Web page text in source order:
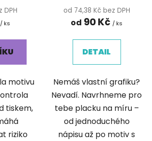
DPH
/ ks
motivu
tiskem,
riziko
od 74,38 Kč bez DPH
od 90 Kč / ks
DETAIL
Nemáš vlastní grafiku?
Nevadí. Navrhneme pro
tebe placku na míru –
od jednoduchého
nápisu až po motiv s